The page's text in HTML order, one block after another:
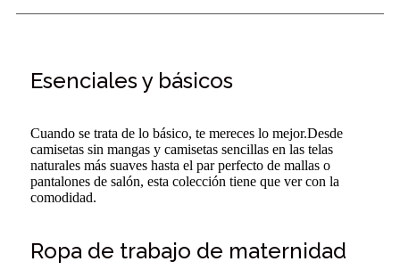
Esenciales y básicos
Cuando se trata de lo básico, te mereces lo mejor.Desde
camisetas sin mangas y camisetas sencillas en las telas
naturales más suaves hasta el par perfecto de mallas o
pantalones de salón, esta colección tiene que ver con la
comodidad.
Ropa de trabajo de maternidad